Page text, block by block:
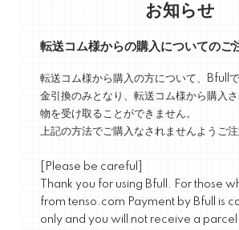
お知らせ
転送コム様からの購入についてのご
転送コム様から購入の方について、Bfull
金引換のみとなり、転送コム様から購入
物を受け取ることができません。
上記の方法でご購入なされませんようご注
[Please be careful]
Thank you for using Bfull. For those
from tenso.com Payment by Bfull is
only and you will not receive a parcel